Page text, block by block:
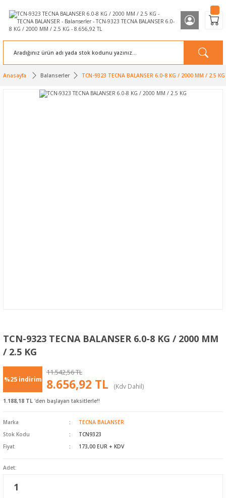
Anasayfa Balanserler TCN-9323 TECNA BALANSER 6.0-8 KG / 2000 MM / 2.5 KG
TCN-9323 TECNA BALANSER 6.0-8 KG / 2000 MM
/ 2.5 KG
%25 indirim
11.542,56 TL
8.656,92 TL (Kdv Dahil)
1.188,18 TL 'den başlayan taksitlerle!!
Marka
TECNA BALANSER
Stok Kodu
TCN9323
Fiyat
173,00 EUR + KDV
Adet: